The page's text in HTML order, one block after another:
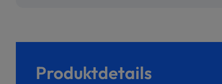
Produktdetails